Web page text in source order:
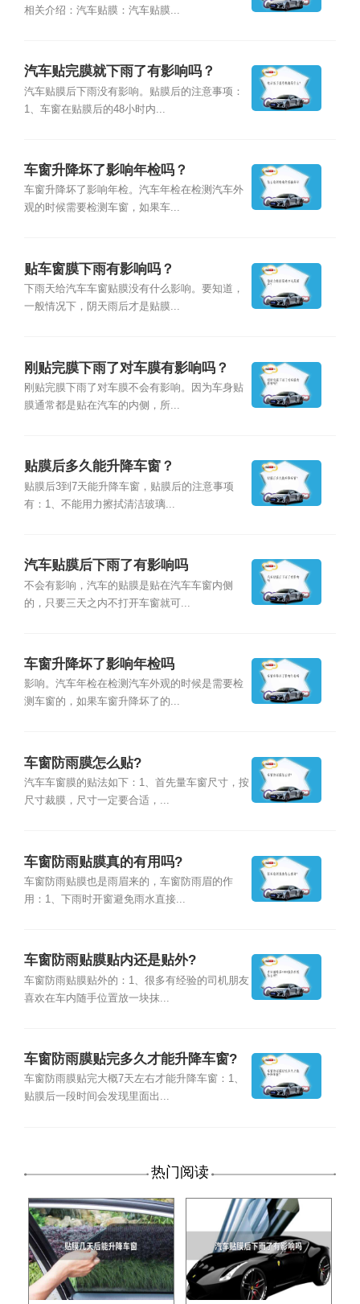
相关介绍：汽车贴膜：汽车贴膜...
汽车贴完膜就下雨了有影响吗？
汽车贴膜后下雨没有影响。贴膜后的注意事项：
1、车窗在贴膜后的48小时内...
车窗升降坏了影响年检吗？
车窗升降坏了影响年检。汽车年检在检测汽车外
观的时候需要检测车窗，如果车...
贴车窗膜下雨有影响吗？
下雨天给汽车车窗贴膜没有什么影响。要知道，
一般情况下，阴天雨后才是贴膜...
刚贴完膜下雨了对车膜有影响吗？
刚贴完膜下雨了对车膜不会有影响。因为车身贴
膜通常都是贴在汽车的内侧，所...
贴膜后多久能升降车窗？
贴膜后3到7天能升降车窗，贴膜后的注意事项
有：1、不能用力擦拭清洁玻璃...
汽车贴膜后下雨了有影响吗
不会有影响，汽车的贴膜是贴在汽车车窗内侧
的，只要三天之内不打开车窗就可...
车窗升降坏了影响年检吗
影响。汽车年检在检测汽车外观的时候是需要检
测车窗的，如果车窗升降坏了的...
车窗防雨膜怎么贴?
汽车车窗膜的贴法如下：1、首先量车窗尺寸，按
尺寸裁膜，尺寸一定要合适，...
车窗防雨贴膜真的有用吗?
车窗防雨贴膜也是雨眉来的，车窗防雨眉的作
用：1、下雨时开窗避免雨水直接...
车窗防雨贴膜贴内还是贴外?
车窗防雨贴膜贴外的：1、很多有经验的司机朋友
喜欢在车内随手位置放一块抹...
车窗防雨膜贴完多久才能升降车窗?
车窗防雨膜贴完大概7天左右才能升降车窗：1、
贴膜后一段时间会发现里面出...
热门阅读